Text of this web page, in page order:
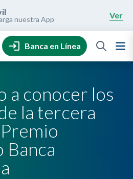
nuestra App Ver
Banca en Línea
a conocer los
la tercera
Banca